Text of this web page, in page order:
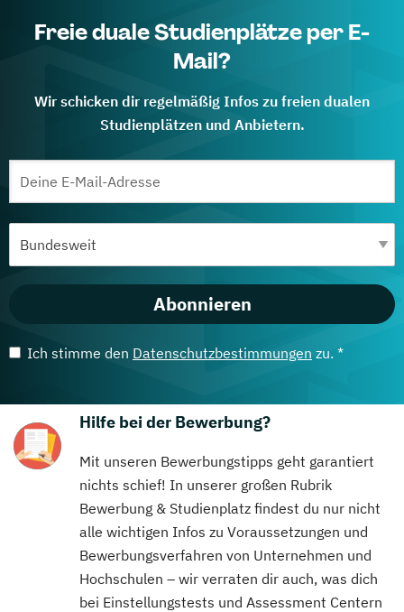
Freie duale Studienplätze per E-
Mail?
Wir schicken dir regelmäßig Infos zu freien dualen
Studienplätzen und Anbietern.
Abonnieren
Ich stimme den Datenschutzbestimmungen zu. *
Hilfe bei der Bewerbung?
Mit unseren Bewerbungstipps geht garantiert
nichts schief! In unserer großen Rubrik
Bewerbung & Studienplatz findest du nur nicht
alle wichtigen Infos zu Voraussetzungen und
Bewerbungsverfahren von Unternehmen und
Hochschulen – wir verraten dir auch, was dich
bei Einstellungstests und Assessment Centern